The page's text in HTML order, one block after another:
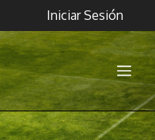
Iniciar Sesión